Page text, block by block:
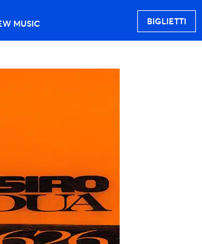
MUSIC BIGLIETTI